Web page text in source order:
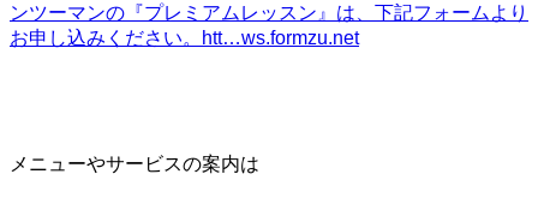
ンツーマンの『プレミアムレッスン』は、下記フォームより
お申し込みください。htt…ws.formzu.net
メニューやサービスの案内は